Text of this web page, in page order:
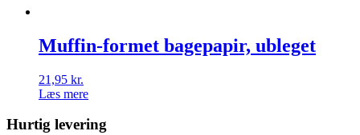
Muffin-formet bagepapir, ubleget
21,95 kr.
Læs mere
Hurtig levering